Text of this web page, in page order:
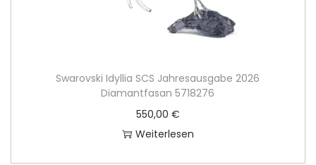
Swarovski Idyllia SCS Jahresausgabe 2026
Diamantfasan 5718276
550,00 €
Weiterlesen